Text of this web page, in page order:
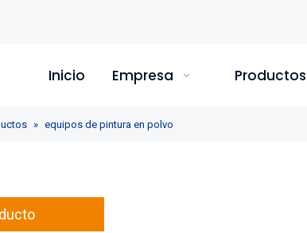
Inicio Empresa Productos
» equipos de pintura en polvo